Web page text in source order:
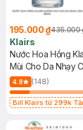
195.000 ₫435.000
Klairs
Nước Hoa Hồng
Mùi Cho Da Nhạy
4.8 (148)
Bill Klairs từ 299k
25ml (SL Có Hạn)